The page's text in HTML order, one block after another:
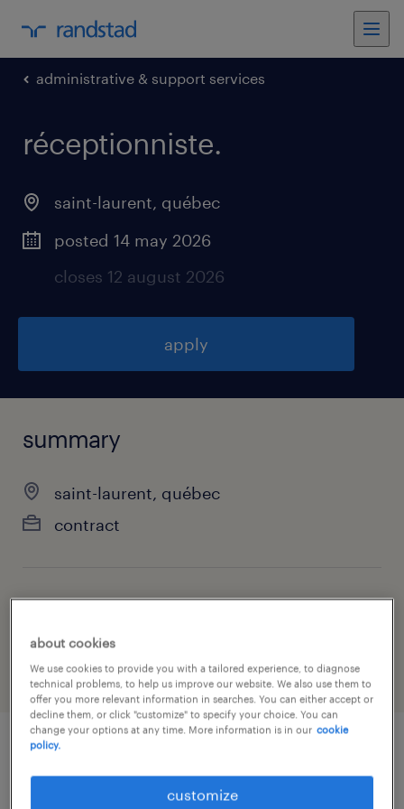
administrative & support services
réceptionniste.
saint-laurent, québec
posted 14 may 2026
closes 12 august 2026
apply
summary
saint-laurent, québec
contract
administrative & support services
job details
about cookies
We use cookies to provide you with a tailored experience, to diagnose
technical problems, to help us improve our website. We also use them to
offer you more relevant information in searches. You can either accept or
decline them, or click "customize" to specify your choice. You can
change your options at any time. More information is in our cookie
policy.
customize